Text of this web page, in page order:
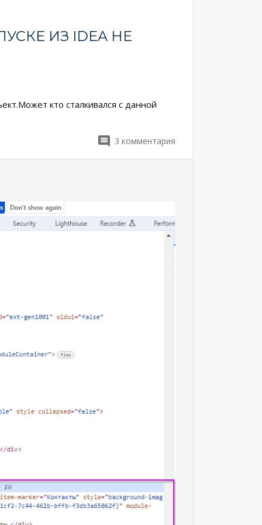
ИЗ IDEA НЕ
кто сталкивался с данной
3 комментария